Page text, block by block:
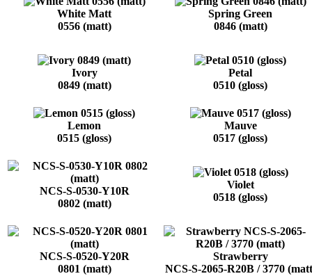
White Matt
0556 (matt)
Spring Green
0846 (matt)
Ivory
0849 (matt)
Petal
0510 (gloss)
Lemon
0515 (gloss)
Mauve
0517 (gloss)
NCS-S-0530-Y10R
0802 (matt)
Violet
0518 (gloss)
NCS-S-0520-Y20R
0801 (matt)
Strawberry
NCS-S-2065-R20B / 3770